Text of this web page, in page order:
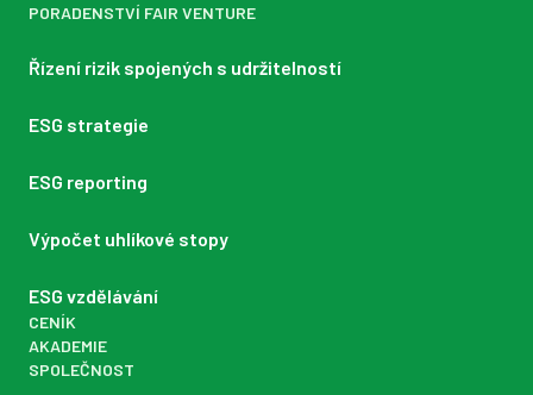
PORADENSTVÍ FAIR VENTURE
Řízení rizik spojených s udržitelností
ESG strategie
ESG reporting
Výpočet uhlíkové stopy
ESG vzdělávání
CENÍK
AKADEMIE
SPOLEČNOST